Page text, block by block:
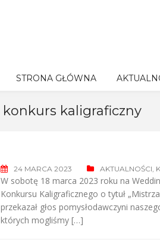
STRONA GŁÓWNA
konkurs kaligraficzny
24 MARCA 2023 AKTUALNOŚCI,
W sobotę 18 marca 2023 roku na
Konkursu Kaligraficznego o tytuł
przekazał głos pomysłodawczyni
których mogliśmy […]